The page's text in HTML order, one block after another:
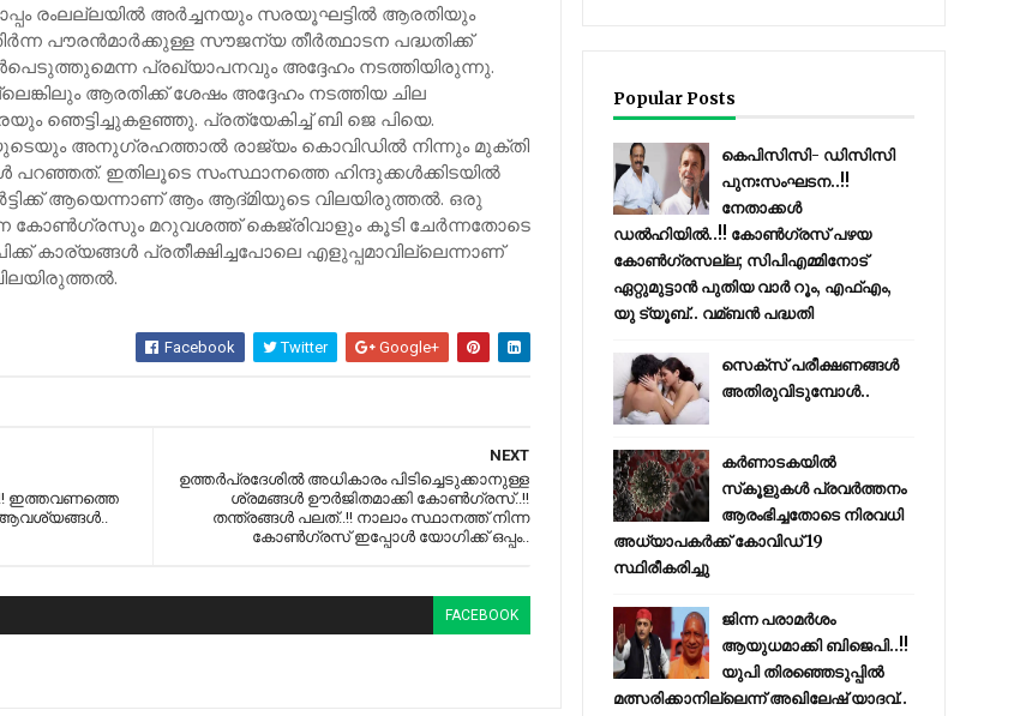
രംലല്ലയില്‍ അര്‍ച്ചനയും സരയൂഘട്ടില്‍ ആരതിയും
പൗരന്‍മാര്‍ക്കുള്ള സൗജന്യ തീര്‍ത്ഥാടന പദ്ധതിക്ക്
പ്രഖ്യാപനവും അദ്ദേഹം നടത്തിയിരുന്നു.
ആരതിക്ക് ശേഷം അദ്ദേഹം നടത്തിയ ചില
ഞെട്ടിച്ചുകളഞ്ഞു. പ്രത്യേകിച്ച്‌ ബി ജെ പിയെ.
അനുഗ്രഹത്താല്‍ രാജ്യം കൊവിഡില്‍ നിന്നും മുക്തി
പറഞ്ഞത്. ഇതിലൂടെ സംസ്ഥാനത്തെ ഹിന്ദുക്കള്‍ക്കിടയില്‍
ആയെന്നാണ് ആം ആദ്‌മിയുടെ വിലയിരുത്തല്‍. ഒരു
കോണ്‍ഗ്രസും മറുവശത്ത് കെജ്‌രിവാളും കൂടി ചേര്‍ന്നതോടെ
കാര്യങ്ങള്‍ പ്രതീക്ഷിച്ചപോലെ എളുപ്പമാവില്ലെന്നാണ്
Facebook Twitter Google+
NEXT
ഉത്തര്‍പ്രദേശില്‍ അധികാരം പിടിച്ചെടുക്കാനുള്ള
ശ്രമങ്ങള്‍ ഊര്‍ജിതമാക്കി കോണ്‍ഗ്രസ്..!!
തന്ത്രങ്ങൾ പലത്..!! നാലാം സ്ഥാനത്ത് നിന്ന
കോൺഗ്രസ് ഇപ്പോൾ യോഗിക്ക് ഒപ്പം..
ഇത്തവണത്തെ
ആവശ്യങ്ങൾ..
FACEBOOK
Popular Posts
കെപിസിസി- ഡിസിസി
പുനഃസംഘടന..!!
നേതാക്കൾ
ഡൽഹിയിൽ..!! കോണ്‍ഗ്രസ് പഴയ
കോണ്‍ഗ്രസല്ല; സിപിഎമ്മിനോട്
ഏറ്റുമുട്ടാന്‍ പുതിയ വാര്‍ റൂം, എഫ്‌എം,
യു ട്യൂബ്.. വമ്ബന്‍ പദ്ധതി
സെക്സ് പരീക്ഷണങ്ങൾ
അതിരുവിടുമ്പോൾ..
കര്‍ണാടകയില്‍
സ്‌കൂളുകള്‍ പ്രവര്‍ത്തനം
ആരംഭിച്ചതോടെ നിരവധി
അധ്യാപകര്‍ക്ക് കോവിഡ് 19
സ്ഥിരീകരിച്ചു
ജിന്ന പരാമര്‍ശം
ആയുധമാക്കി ബിജെപി..!!
യുപി തിരഞ്ഞെടുപ്പില്‍
മത്സരിക്കാനില്ലെന്ന് അഖിലേഷ് യാദവ്..